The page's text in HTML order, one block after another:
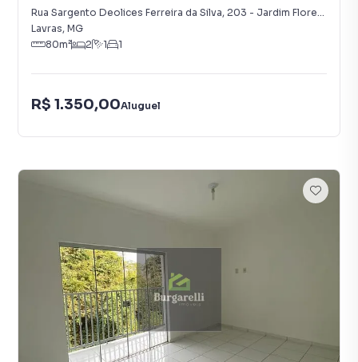
Rua Sargento Deolices Ferreira da Silva, 203 - Jardim Floresta
Lavras, MG
80m² 2 1 1
R$ 1.350,00Aluguel